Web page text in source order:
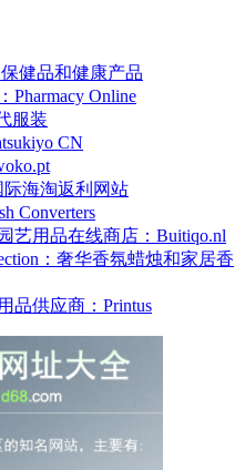
健品和健康产品
Online
服装
CN
际海淘返利网站
Converters
艺用品在线商店：Buitiqo.nl
：奢华香氛蜡烛和家居香
品供应商：Printus